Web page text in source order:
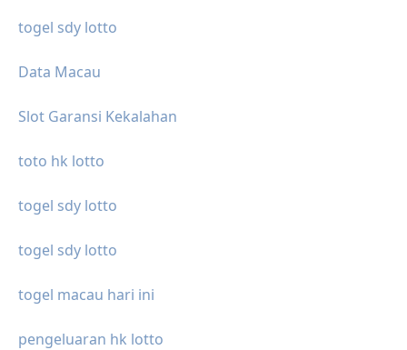
togel sdy lotto
Data Macau
Slot Garansi Kekalahan
toto hk lotto
togel sdy lotto
togel sdy lotto
togel macau hari ini
pengeluaran hk lotto